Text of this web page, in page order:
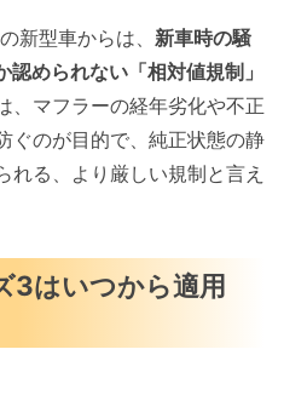
新型車からは、 新車時の騒
められない「相対値規制」
、マフラーの経年劣化や不正
ぐのが目的で、純正状態の静
れる、より厳しい規制と言え
3はいつから適用